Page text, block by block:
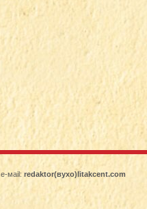
, е-маіl: redaktor(вухо)litakcent.com